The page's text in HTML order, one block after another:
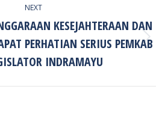
NEXT
Next
post:
KESEJAHTERAAN DAN
PERHATIAN SERIUS PEMKAB
INDRAMAYU